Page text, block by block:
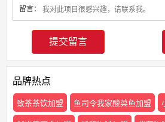
留言：
品牌热点
致茶茶饮加盟 鱼司令我家酸菜鱼加盟